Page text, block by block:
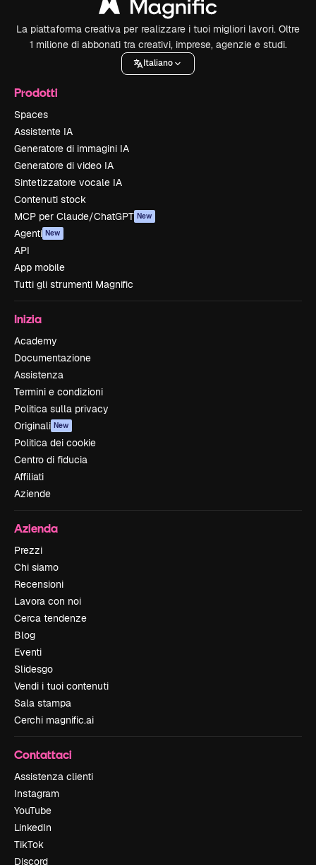
La piattaforma creativa per realizzare i tuoi migliori lavori. Oltre
1 milione di abbonati tra creativi, imprese, agenzie e studi.
Italiano
Prodotti
Spaces
Assistente IA
Generatore di immagini IA
Generatore di video IA
Sintetizzatore vocale IA
Contenuti stock
MCP per Claude/ChatGPT New
Agenti New
API
App mobile
Tutti gli strumenti Magnific
Inizia
Academy
Documentazione
Assistenza
Termini e condizioni
Politica sulla privacy
Originali New
Politica dei cookie
Centro di fiducia
Affiliati
Aziende
Azienda
Prezzi
Chi siamo
Recensioni
Lavora con noi
Cerca tendenze
Blog
Eventi
Slidesgo
Vendi i tuoi contenuti
Sala stampa
Cerchi magnific.ai
Contattaci
Assistenza clienti
Instagram
YouTube
LinkedIn
TikTok
Discord